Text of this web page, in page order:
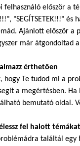
felhasználó először a
"SEGÍTSETEK!!!"
Ajánlott először a
már átgondoltad
érthetően
hogy Te tudod mi a
a megértésben.
bemutató oldal.
fel halott témákat
találtál egy